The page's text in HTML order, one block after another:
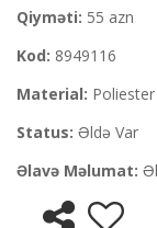
Qiyməti: 55 azn
Kod: 8949116
Material: Poliester
Status: Əldə Var
Əlavə Məlumat: